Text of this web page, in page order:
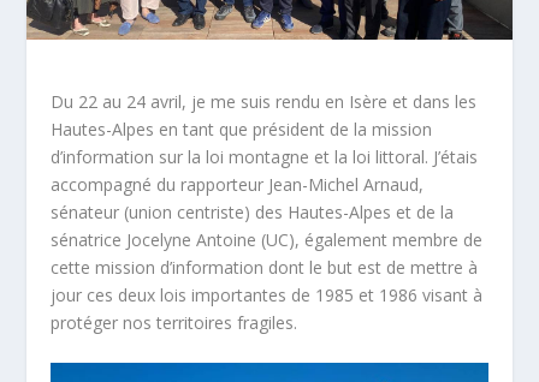
Du 22 au 24 avril, je me suis rendu en Isère et dans les
Hautes-Alpes en tant que président de la mission
d’information sur la loi montagne et la loi littoral. J’étais
accompagné du rapporteur Jean-Michel Arnaud,
sénateur (union centriste) des Hautes-Alpes et de la
sénatrice Jocelyne Antoine (UC), également membre de
cette mission d’information dont le but est de mettre à
jour ces deux lois importantes de 1985 et 1986 visant à
protéger nos territoires fragiles.